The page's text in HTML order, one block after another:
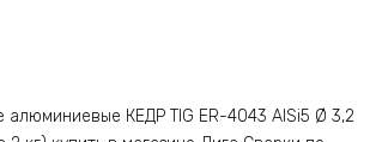
алюминиевые КЕДР TIG ER-4043 AlSi5 Ø 3,2